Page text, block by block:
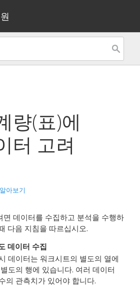
량(표)에
터 고려
아보기
면 데이터를 수집하고 분석을 수행하
다음 지침을 따르십시오.
데이터 수집
데이터는 워크시트의 별도의 열에
도의 행에 있습니다. 여러 데이터
의 관측치가 있어야 합니다.